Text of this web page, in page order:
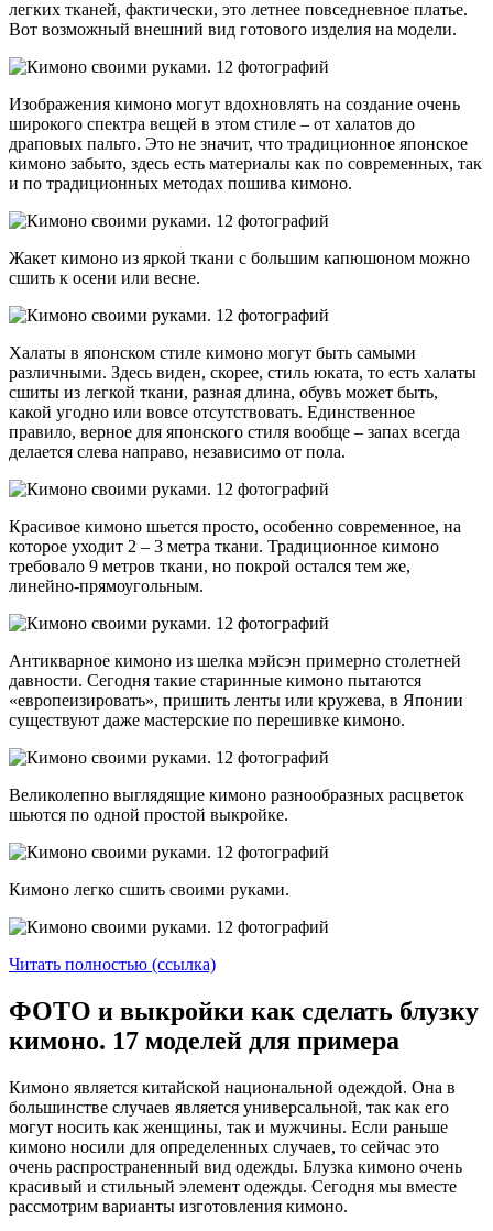
легких тканей, фактически, это летнее повседневное платье.
Вот возможный внешний вид готового изделия на модели.
Изображения кимоно могут вдохновлять на создание очень
широкого спектра вещей в этом стиле – от халатов до
драповых пальто. Это не значит, что традиционное японское
кимоно забыто, здесь есть материалы как по современных, так
и по традиционных методах пошива кимоно.
Жакет кимоно из яркой ткани с большим капюшоном можно
сшить к осени или весне.
Халаты в японском стиле кимоно могут быть самыми
различными. Здесь виден, скорее, стиль юката, то есть халаты
сшиты из легкой ткани, разная длина, обувь может быть,
какой угодно или вовсе отсутствовать. Единственное
правило, верное для японского стиля вообще – запах всегда
делается слева направо, независимо от пола.
Красивое кимоно шьется просто, особенно современное, на
которое уходит 2 – 3 метра ткани. Традиционное кимоно
требовало 9 метров ткани, но покрой остался тем же,
линейно-прямоугольным.
Антикварное кимоно из шелка мэйсэн примерно столетней
давности. Сегодня такие старинные кимоно пытаются
«европеизировать», пришить ленты или кружева, в Японии
существуют даже мастерские по перешивке кимоно.
Великолепно выглядящие кимоно разнообразных расцветок
шьются по одной простой выкройке.
Кимоно легко сшить своими руками.
Читать полностью (ссылка)
ФОТО и выкройки как сделать блузку
кимоно. 17 моделей для примера
Кимоно является китайской национальной одеждой. Она в
большинстве случаев является универсальной, так как его
могут носить как женщины, так и мужчины. Если раньше
кимоно носили для определенных случаев, то сейчас это
очень распространенный вид одежды. Блузка кимоно очень
красивый и стильный элемент одежды. Сегодня мы вместе
рассмотрим варианты изготовления кимоно.